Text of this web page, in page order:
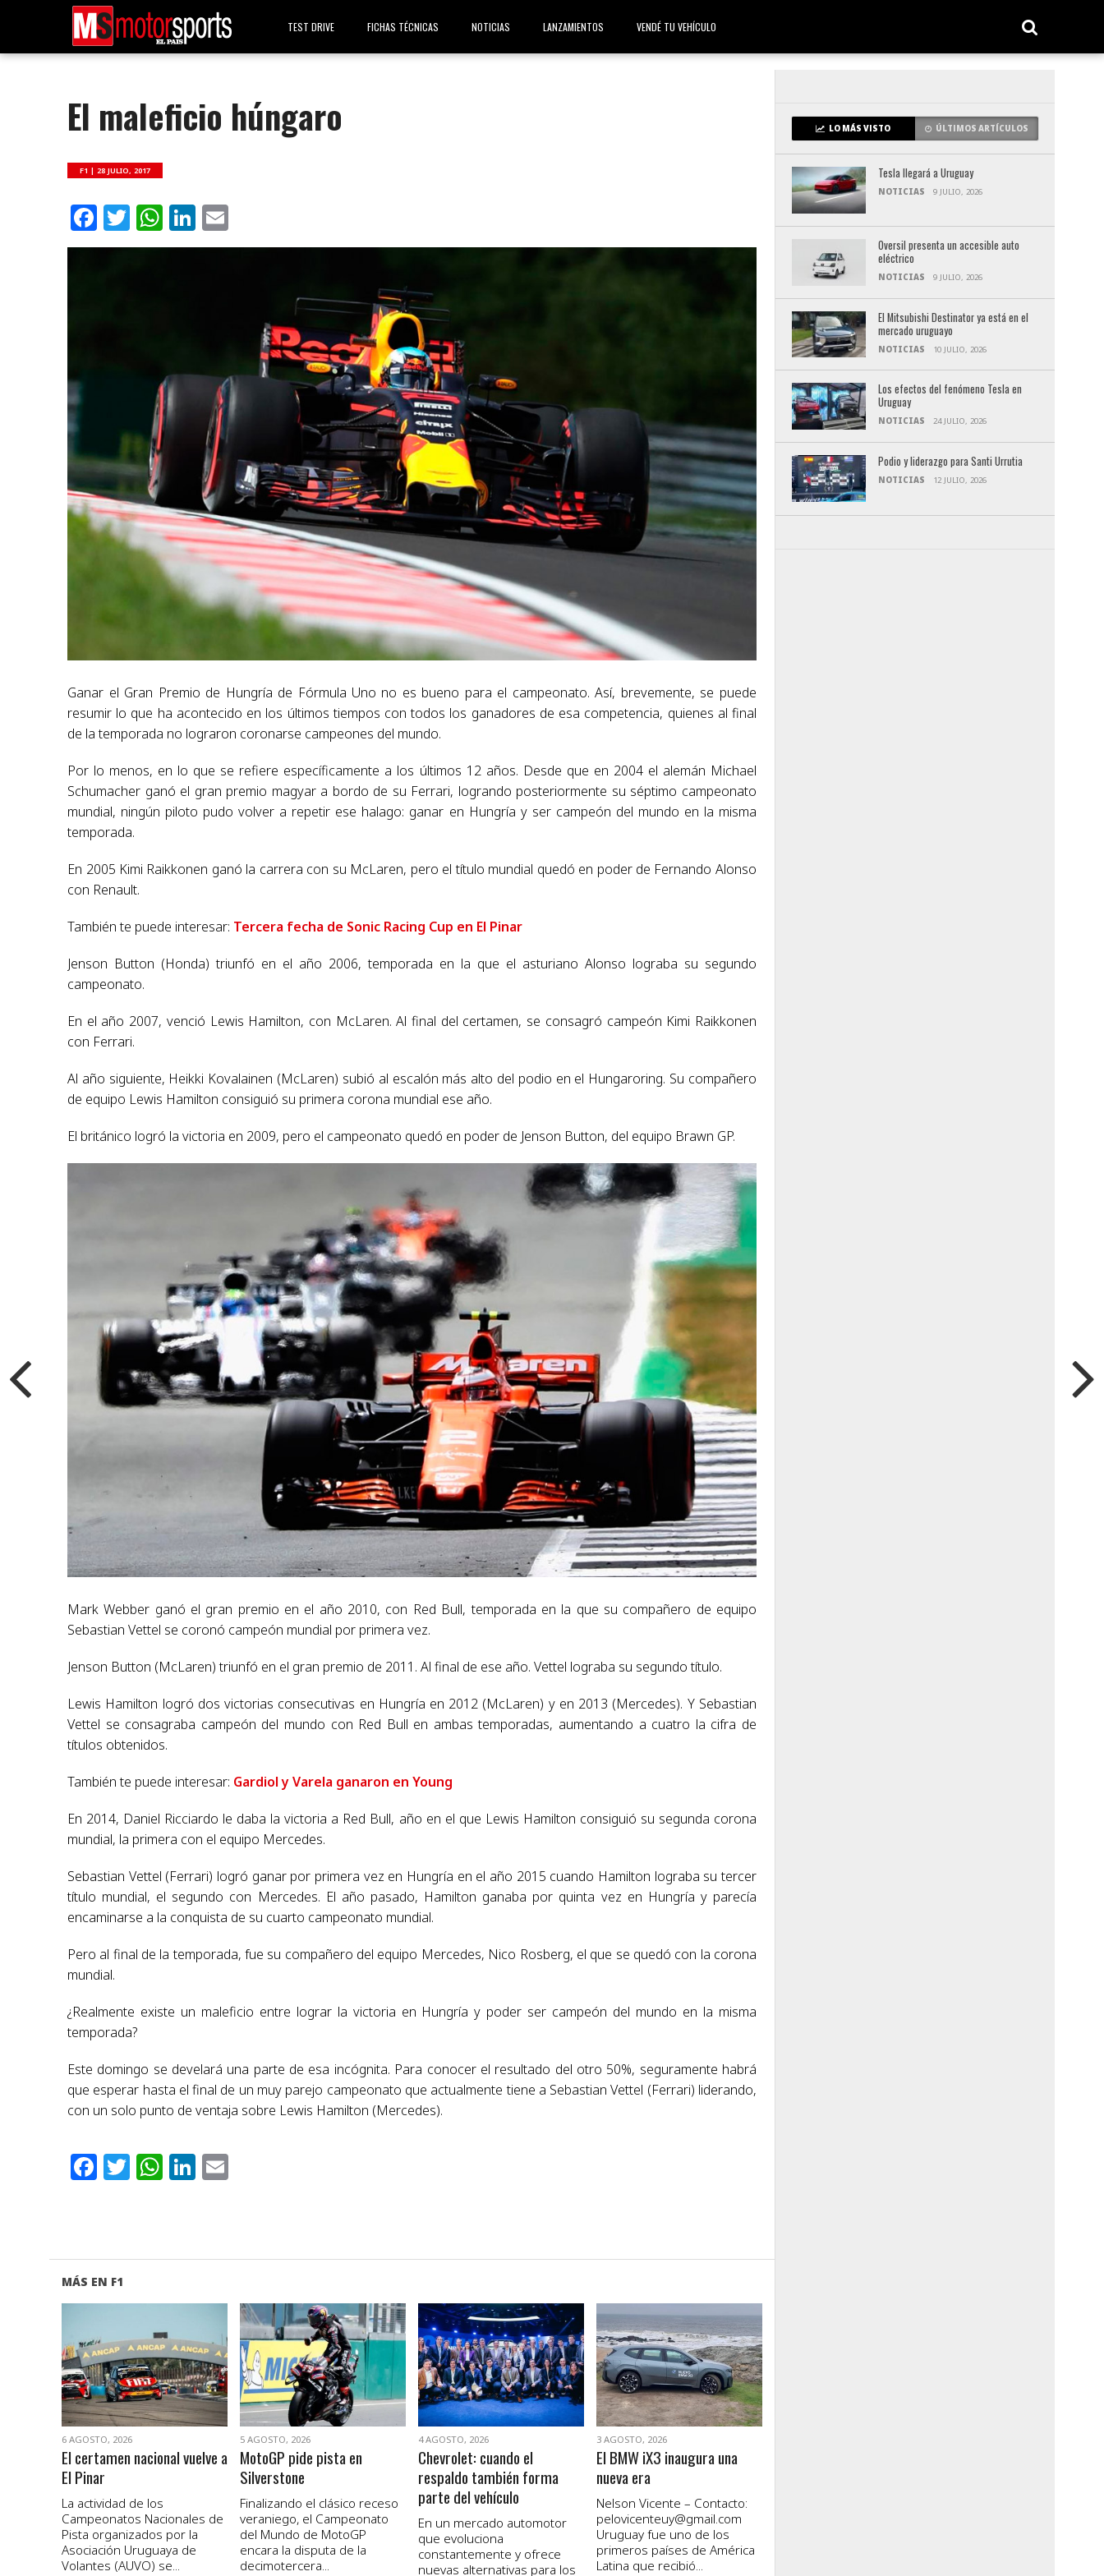
TEST DRIVE FICHAS TÉCNICAS NOTICIAS LANZAMIENTOS VENDÉ TU VEHÍCULO
El maleficio húngaro
F1 |28 JULIO, 2017
Facebook
Twitter
WhatsApp
LinkedIn
Ganar el Gran Premio de Hungría de Fórmula Uno no es bueno para el campeonato. Así, brevemente, se puede
resumir lo que ha acontecido en los últimos tiempos con todos los ganadores de esa competencia, quienes al final
de la temporada no lograron coronarse campeones del mundo.
Por lo menos, en lo que se refiere específicamente a los últimos 12 años. Desde que en 2004 el alemán Michael
Schumacher ganó el gran premio magyar a bordo de su Ferrari, logrando posteriormente su séptimo campeonato
mundial, ningún piloto pudo volver a repetir ese halago: ganar en Hungría y ser campeón del mundo en la misma
temporada.
En 2005 Kimi Raikkonen ganó la carrera con su McLaren, pero el título mundial quedó en poder de Fernando Alonso
con Renault.
También te puede interesar: Tercera fecha de Sonic Racing Cup en El Pinar
Jenson Button (Honda) triunfó en el año 2006, temporada en la que el asturiano Alonso lograba su segundo
campeonato.
En el año 2007, venció Lewis Hamilton, con McLaren. Al final del certamen, se consagró campeón Kimi Raikkonen
con Ferrari.
Al año siguiente, Heikki Kovalainen (McLaren) subió al escalón más alto del podio en el Hungaroring. Su compañero
de equipo Lewis Hamilton consiguió su primera corona mundial ese año.
El británico logró la victoria en 2009, pero el campeonato quedó en poder de Jenson Button, del equipo Brawn GP.
Mark Webber ganó el gran premio en el año 2010, con Red Bull, temporada en la que su compañero de equipo
Sebastian Vettel se coronó campeón mundial por primera vez.
Jenson Button (McLaren) triunfó en el gran premio de 2011. Al final de ese año. Vettel lograba su segundo título.
Lewis Hamilton logró dos victorias consecutivas en Hungría en 2012 (McLaren) y en 2013 (Mercedes). Y Sebastian
Vettel se consagraba campeón del mundo con Red Bull en ambas temporadas, aumentando a cuatro la cifra de
títulos obtenidos.
También te puede interesar: Gardiol y Varela ganaron en Young
En 2014, Daniel Ricciardo le daba la victoria a Red Bull, año en el que Lewis Hamilton consiguió su segunda corona
mundial, la primera con el equipo Mercedes.
Sebastian Vettel (Ferrari) logró ganar por primera vez en Hungría en el año 2015 cuando Hamilton lograba su tercer
título mundial, el segundo con Mercedes. El año pasado, Hamilton ganaba por quinta vez en Hungría y parecía
encaminarse a la conquista de su cuarto campeonato mundial.
Pero al final de la temporada, fue su compañero del equipo Mercedes, Nico Rosberg, el que se quedó con la corona
mundial.
¿Realmente existe un maleficio entre lograr la victoria en Hungría y poder ser campeón del mundo en la misma
temporada?
Este domingo se develará una parte de esa incógnita. Para conocer el resultado del otro 50%, seguramente habrá
que esperar hasta el final de un muy parejo campeonato que actualmente tiene a Sebastian Vettel (Ferrari) liderando,
con un solo punto de ventaja sobre Lewis Hamilton (Mercedes).
Facebook
Twitter
WhatsApp
LinkedIn
MÁS EN F1
VER NOTA
6 AGOSTO, 2026
El certamen nacional vuelve a
El Pinar
La actividad de los
Campeonatos Nacionales de
Pista organizados por la
Asociación Uruguaya de
Volantes (AUVO) se...
VER NOTA
5 AGOSTO, 2026
MotoGP pide pista en
Silverstone
Finalizando el clásico receso
veraniego, el Campeonato
del Mundo de MotoGP
encara la disputa de la
decimotercera...
VER NOTA
4 AGOSTO, 2026
Chevrolet: cuando el
respaldo también forma
parte del vehículo
En un mercado automotor
que evoluciona
constantemente y ofrece
nuevas alternativas para los
VER NOTA
3 AGOSTO, 2026
El BMW iX3 inaugura una
nueva era
Nelson Vicente – Contacto:
pelovicenteuy@gmail.com
Uruguay fue uno de los
primeros países de América
Latina que recibió...
LO MÁS VISTO ÚLTIMOS ARTÍCULOS
Tesla llegará a Uruguay
NOTICIAS 9 JULIO, 2026
Oversil presenta un accesible auto
eléctrico
NOTICIAS 9 JULIO, 2026
El Mitsubishi Destinator ya está en el
mercado uruguayo
NOTICIAS 10 JULIO, 2026
Los efectos del fenómeno Tesla en
Uruguay
NOTICIAS 24 JULIO, 2026
Podio y liderazgo para Santi Urrutia
NOTICIAS 12 JULIO, 2026